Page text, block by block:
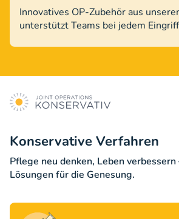
Innovatives OP-Zubehör aus
unterstützt Teams bei jedem
Konservative Verfahren
Pflege neu denken, Leben
Lösungen für die Genesung.